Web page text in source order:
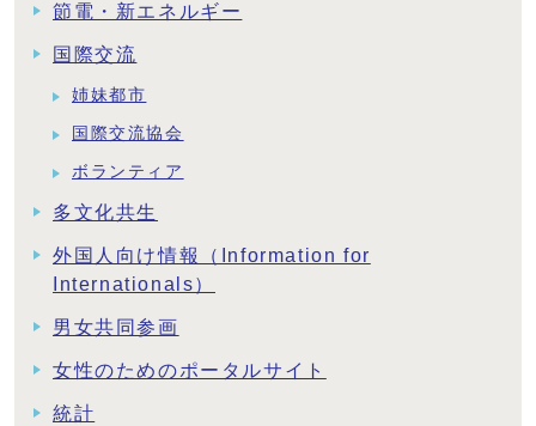
節電・新エネルギー
国際交流
姉妹都市
国際交流協会
ボランティア
多文化共生
外国人向け情報（Information for
Internationals）
男女共同参画
女性のためのポータルサイト
統計